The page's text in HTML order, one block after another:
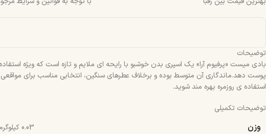
توضیحات
بادی‌ میست «پرفیوم آرا» یک اسپری بدن خوشبو با رایحه‌ ای ملایم و تازه است که ویژه
پوست دهد.ماندگاری آن متوسط بوده و برخلاف عطرهای سنگین، انتخابی مناسب برای مواقعی
استفاده‌ ی روزمره بهره‌ مند شوید.
توضیحات تکمیلی
وزن 0.03 کیلوگرم